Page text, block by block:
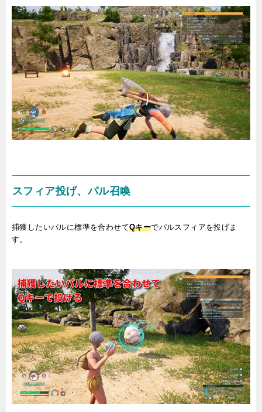
スフィア投げ、パル召喚
捕獲したいパルに標準を合わせてQキーでパルスフィアを投げま
す。